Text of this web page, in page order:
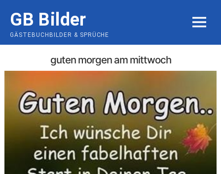
content
GB Bilder
GÄSTEBUCHBILDER & SPRÜCHE
MENU
guten morgen am mittwoch